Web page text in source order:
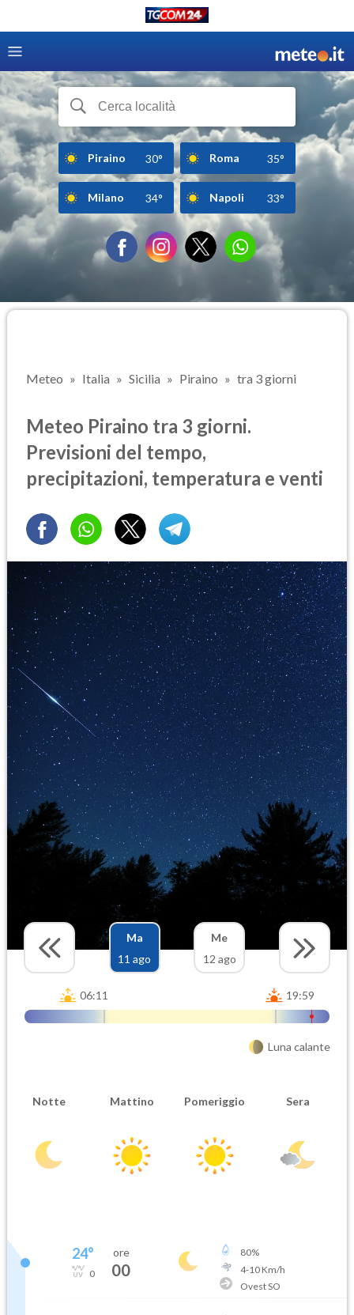
Piraino 30° Roma 35°
Milano 34° Napoli 33°
Meteo Italia Sicilia Piraino tra 3 giorni
Meteo Piraino tra 3 giorni.
Previsioni del tempo,
precipitazioni, temperatura e venti
Ma
11 ago
Me
12 ago
06:11 19:59
Luna calante
Notte Mattino Pomeriggio Sera
24°
0
ore
00
80%
4-10Km/h
Ovest SO